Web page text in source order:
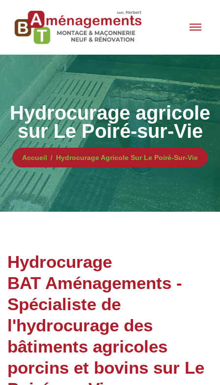
Hydrocurage agricole
sur Le Poiré-sur-Vie
Accueil Hydrocurage Agricole Sur Le Poiré-Sur-Vie
Hydrocurage
BAT Aménagements -
Spécialiste de
l'hydrocurage des
bâtiments agricoles
porcins et bovins sur Le